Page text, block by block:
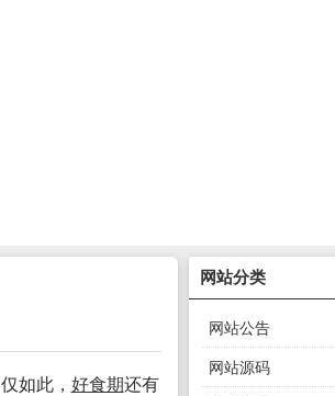
如此， 好食期还有
网站分类
网站公告
网站源码